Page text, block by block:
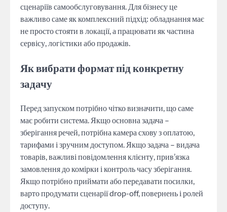
сценаріїв самообслуговування. Для бізнесу це
важливо саме як комплексний підхід: обладнання має
не просто стояти в локації, а працювати як частина
сервісу, логістики або продажів.
Як вибрати формат під конкретну
задачу
Перед запуском потрібно чітко визначити, що саме
має робити система. Якщо основна задача –
зберігання речей, потрібна камера схову з оплатою,
тарифами і зручним доступом. Якщо задача – видача
товарів, важливі повідомлення клієнту, прив’язка
замовлення до комірки і контроль часу зберігання.
Якщо потрібно приймати або передавати посилки,
варто продумати сценарії drop-off, повернень і ролей
доступу.